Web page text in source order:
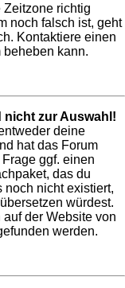
Zeitzone richtig
noch falsch ist, geht
Kontaktiere einen
beheben kann.
nicht zur Auswahl!
deine
hat das Forum
ggf. einen
das du
noch nicht existiert,
würdest.
der Website von
werden.